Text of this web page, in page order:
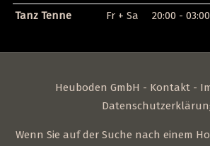
Tanz Tenne Fr + Sa 20:00 - 03:00
Heuboden GmbH - Kontakt-
Wenn Sie auf der Suche nach einem